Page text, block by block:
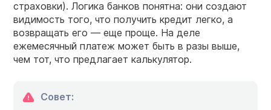
страховки). Логика банков понятна: они создают
видимость того, что получить кредит легко, а
возвращать его — еще проще. На деле
ежемесячный платеж может быть в разы выше,
чем тот, что предлагает калькулятор.
Совет: